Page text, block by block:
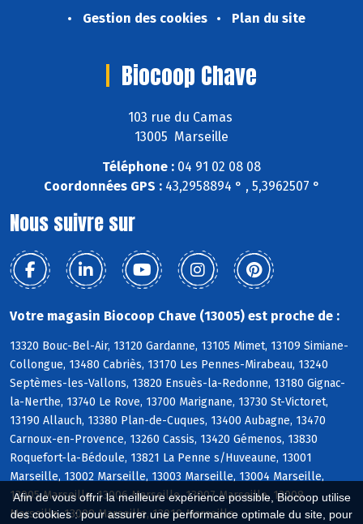
Afin de vous offrir la meilleure expérience possible, Biocoop utilise
des cookies : pour assurer une performance optimale du site, pour
Gestion des cookies
Plan du site
Biocoop Chave
103 rue du Camas
13005 Marseille
Téléphone : 04 91 02 08 08
Coordonnées GPS :43,2958894 ° , 5,3962507 °
Nous suivre sur
Votre magasin Biocoop Chave (13005) est proche de :
13320 Bouc-Bel-Air, 13120 Gardanne, 13105 Mimet, 13109 Simiane-
Collongue, 13480 Cabriès, 13170 Les Pennes-Mirabeau, 13240
Septèmes-les-Vallons, 13820 Ensuès-la-Redonne, 13180 Gignac-
la-Nerthe, 13740 Le Rove, 13700 Marignane, 13730 St-Victoret,
13190 Allauch, 13380 Plan-de-Cuques, 13400 Aubagne, 13470
Carnoux-en-Provence, 13260 Cassis, 13420 Gémenos, 13830
Roquefort-la-Bédoule, 13821 La Penne s/Huveaune, 13001
Marseille, 13002 Marseille, 13003 Marseille, 13004 Marseille,
13005 Marseille, 13006 Marseille, 13007 Marseille, 13008
Marseille, 13009 Marseille, 13010 Marseille